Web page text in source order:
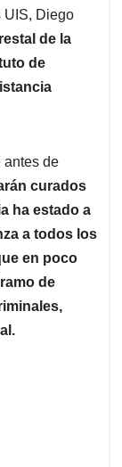
UIS, Diego
de la
de
antes de
curados
ha estado a
a todos los
en poco
de